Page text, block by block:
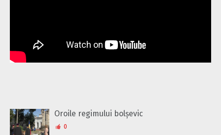
Oroile regimului bolșevic
0